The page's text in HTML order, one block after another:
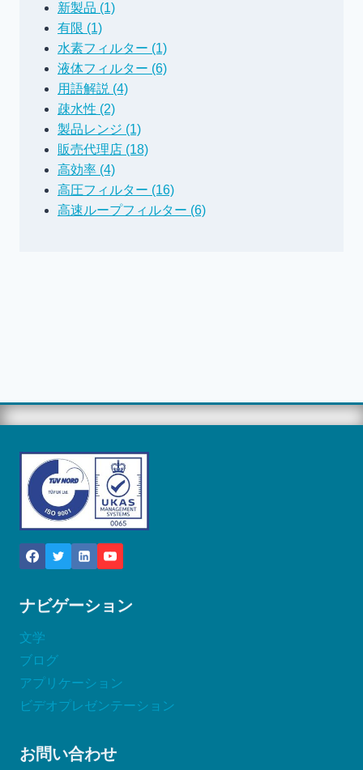
新製品 (1)
有限 (1)
水素フィルター (1)
液体フィルター (6)
用語解説 (4)
疎水性 (2)
製品レンジ (1)
販売代理店 (18)
高効率 (4)
高圧フィルター (16)
高速ループフィルター (6)
ナビゲーション
文学
ブログ
アプリケーション
ビデオプレゼンテーション
お問い合わせ